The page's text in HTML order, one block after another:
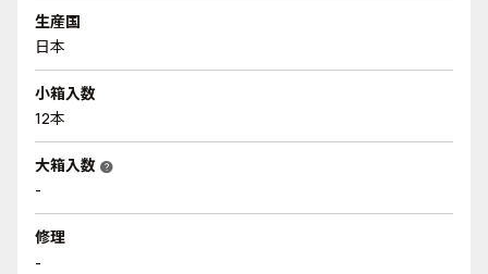
生産国
日本
小箱入数
12本
大箱入数 help
-
修理
-